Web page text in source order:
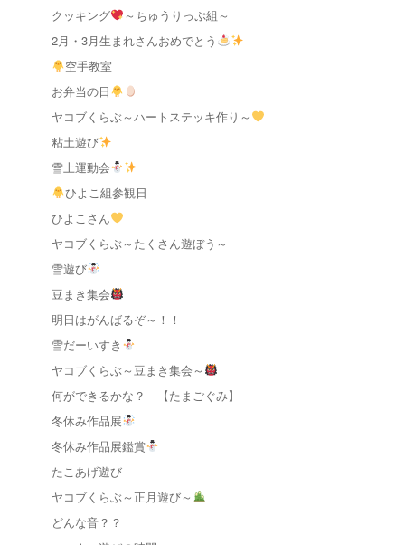
クッキング
～ちゅうりっぷ組～
2月・3月生まれさんおめでとう
空手教室
お弁当の日
ヤコブくらぶ～ハートステッキ作り～
粘土遊び
雪上運動会
ひよこ組参観日
ひよこさん
ヤコブくらぶ～たくさん遊ぼう～
雪遊び
豆まき集会
明日はがんばるぞ～！！
雪だーいすき
ヤコブくらぶ～豆まき集会～
何ができるかな？ 【たまごぐみ】
冬休み作品展
冬休み作品展鑑賞
たこあげ遊び
ヤコブくらぶ～正月遊び～
どんな音？？